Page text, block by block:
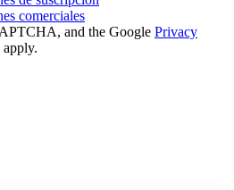
comerciales
and the Google Privacy
apply.